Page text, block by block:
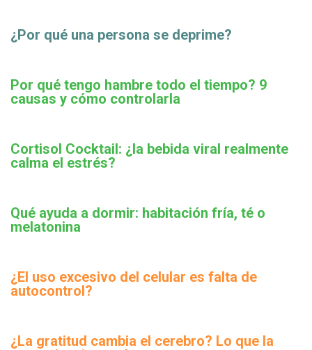
¿Por qué una persona se deprime?
Por qué tengo hambre todo el tiempo? 9
causas y cómo controlarla
Cortisol Cocktail: ¿la bebida viral realmente
calma el estrés?
Qué ayuda a dormir: habitación fría, té o
melatonina
¿El uso excesivo del celular es falta de
autocontrol?
¿La gratitud cambia el cerebro? Lo que la